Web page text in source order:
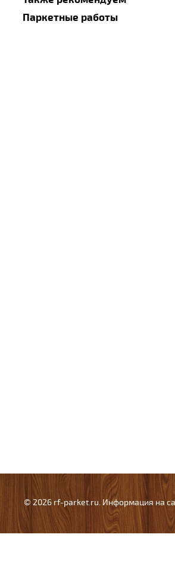
Паркетные работы
© 2026 rf-parket.ru. Информация на